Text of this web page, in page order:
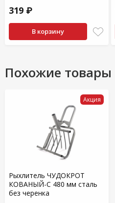
319 ₽
В корзину
Похожие товары
Акция
Рыхлитель ЧУДОКРОТ
КОВАНЫЙ-С 480 мм сталь
без черенка